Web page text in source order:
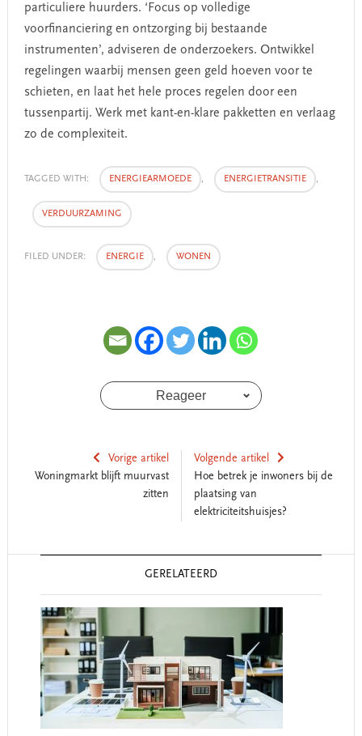
particuliere huurders. ‘Focus op volledige
voorfinanciering en ontzorging bij bestaande
instrumenten’, adviseren de onderzoekers. Ontwikkel
regelingen waarbij mensen geen geld hoeven voor te
schieten, en laat het hele proces regelen door een
tussenpartij. Werk met kant-en-klare pakketten en verlaag
zo de complexiteit.
TAGGED WITH: ENERGIEARMOEDE , ENERGIETRANSITIE ,
VERDUURZAMING
FILED UNDER: ENERGIE , WONEN
Reageer
Vorige artikel
Woningmarkt blijft muurvast
zitten
Volgende artikel
Hoe betrek je inwoners bij de
plaatsing van
elektriciteitshuisjes?
GERELATEERD